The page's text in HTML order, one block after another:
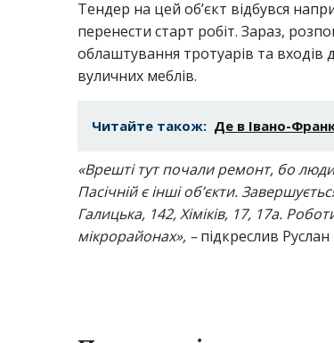
Тендер на цей об’єкт відбувся
перенести старт робіт. Зараз,
облаштування тротуарів та входів
вуличних меблів.
Читайте також: Де в Івано-
«Врешті тут почали ремонт, бо
Пасічній є інші об’єкти.
Галицька, 142, Хіміків, 17, 17а.
мікрорайонах», –підкреслив Руслан